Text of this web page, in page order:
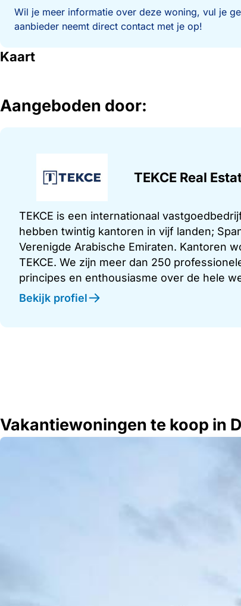
Wil je meer informatie over deze woning, vul je
aanbieder neemt direct contact met je op!
Kaart
Aangeboden door:
TEKCE Real
TEKCE is een internationaal
hebben twintig kantoren in vijf landen;
Verenigde Arabische Emiraten. Kantoren
TEKCE. We zijn meer dan 250
principes en enthousiasme over de hele
Bekijk profiel
Vakantiewoningen te koop in